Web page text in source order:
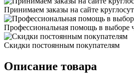
Принимаем заказы на сайте
Профессиональная помощь в выборе
Скидки постоянным покупателям
Описание товара